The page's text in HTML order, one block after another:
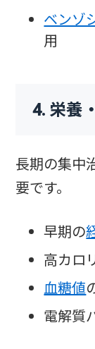
ベンゾ
用
4. 栄養
長期の集中
要です。
早期の
高カロ
血糖値
電解質